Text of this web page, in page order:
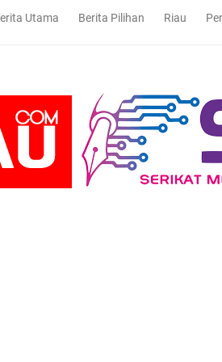
Utama Berita Pilihan Riau